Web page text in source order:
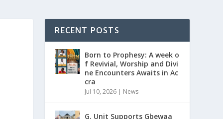
RECENT POSTS
Born to Prophesy: A week o
f Revivial, Worship and Divi
ne Encounters Awaits in Ac
cra
Jul 10, 2026 | News
G. Unit Supports Gbewaa